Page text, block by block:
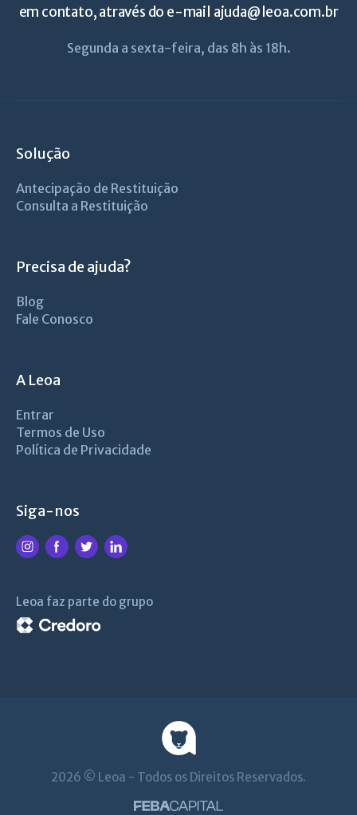
em contato, através do e-mail ajuda@leoa.com.br
Segunda a sexta-feira, das 8h às 18h.
Solução
Antecipação de Restituição
Consulta a Restituição
Precisa de ajuda?
Blog
Fale Conosco
A Leoa
Entrar
Termos de Uso
Política de Privacidade
Siga-nos
Leoa faz parte do grupo
2026 © Leoa - Todos os Direitos Reservados.